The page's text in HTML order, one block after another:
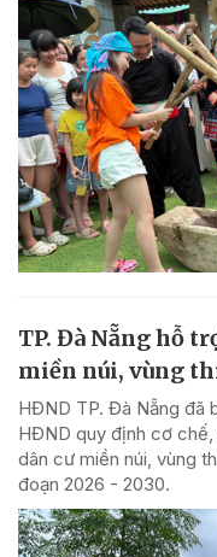
TP. Đà Nẵng hỗ
miền núi, vùng
HĐND TP. Đà Nẵng đã
HĐND quy định cơ
dân cư miền núi, vùng
đoạn 2026 - 2030.